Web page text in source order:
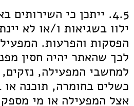
4.5. ייתכן כי השירותים
ילוו בשגיאות ו/או לא
הפסקות והפרעות.
לכך שהאתר יהיה חסין
למחשבי המפעילה,
כשלים בחומרה, תוכנה או
אצל המפעילה או מי